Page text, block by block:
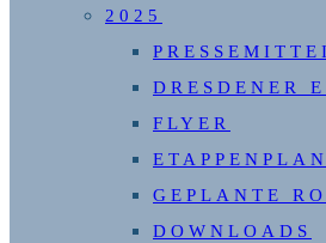
2025
DRESDENER
FLYER
ETAPPENPLAN
GEPLANTE
DOWNLOADS